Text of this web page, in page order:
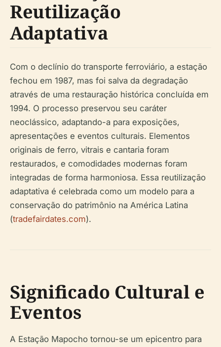
Reutilização
Adaptativa
Com o declínio do transporte ferroviário, a estação
fechou em 1987, mas foi salva da degradação
através de uma restauração histórica concluída em
1994. O processo preservou seu caráter
neoclássico, adaptando-a para exposições,
apresentações e eventos culturais. Elementos
originais de ferro, vitrais e cantaria foram
restaurados, e comodidades modernas foram
integradas de forma harmoniosa. Essa reutilização
adaptativa é celebrada como um modelo para a
conservação do patrimônio na América Latina
(tradefairdates.com).
Significado Cultural e
Eventos
A Estação Mapocho tornou-se um epicentro para